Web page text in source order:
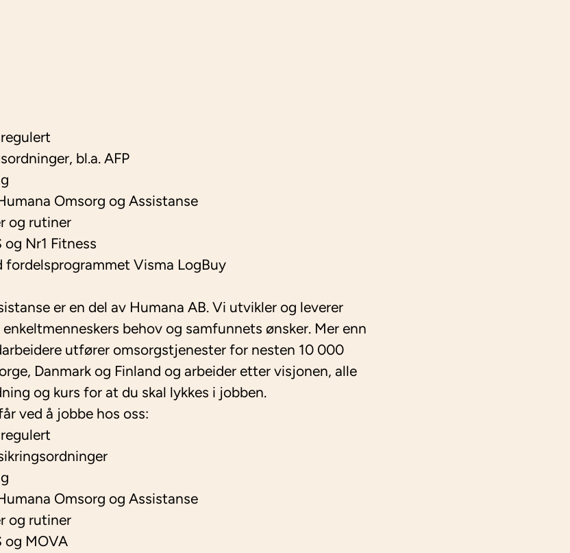
bl.a. AFP
Omsorg og Assistanse
og rutiner
og Nr1 Fitness
Visma LogBuy
er en del av Humana AB. Vi utvikler og leverer
behov og samfunnets ønsker. Mer enn
utfører omsorgstjenester for nesten 10 000
Danmark og Finland og arbeider etter visjonen, alle
og kurs for at du skal lykkes i jobben.
ved å jobbe hos oss:
Omsorg og Assistanse
og rutiner
og MOVA